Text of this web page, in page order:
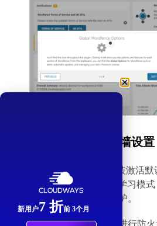
5、Wordfence防火墙设置
新站点第一次Wordfence安装激活
【Learning Mode 】也就是学习模
的了解网站并适配对应的保护。
新用户7 折前 3个月